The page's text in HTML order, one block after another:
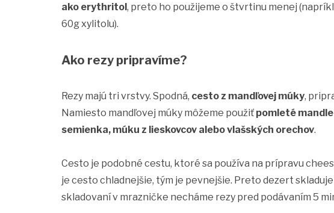
ako erythritol, preto ho použijeme o štvrtinu menej
60g xylitolu).
Ako rezy pripravíme?
Rezy majú tri vrstvy. Spodná, cesto z mandľovej múky,
Namiesto mandľovej múky môžeme použiť pomleté
semienka, múku z lieskovcov alebo vlašských orechov.
Cesto je podobné cestu, ktoré sa používa na prípravu
je cesto chladnejšie, tým je pevnejšie. Preto dezert
skladovaní v mrazničke necháme rezy pred podávaním 5